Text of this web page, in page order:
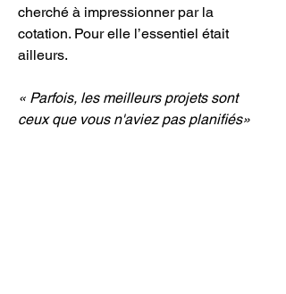
cherché à impressionner par la
cotation. Pour elle l’essentiel était
ailleurs.
« Parfois, les meilleurs projets sont
ceux que vous n'aviez pas planifiés»